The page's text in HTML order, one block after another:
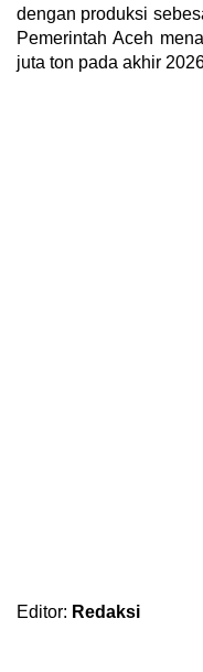
dengan produksi
Pemerintah Aceh
juta ton pada akhir
Editor: Redaksi